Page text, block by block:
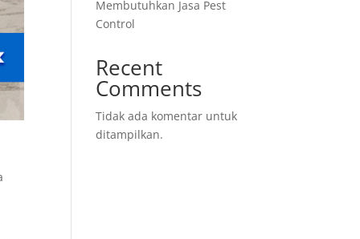
Membutuhkan Jasa Pest
Control
Recent
Comments
Tidak ada komentar untuk
ditampilkan.